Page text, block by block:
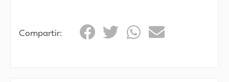
Compartir: